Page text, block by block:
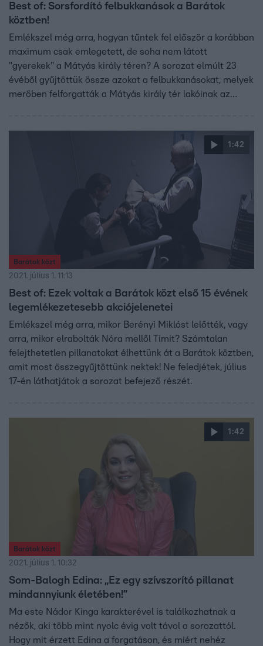
Best of: Sorsfordító felbukkanások a Barátok
köztben!
Emlékszel még arra, hogyan tűntek fel először a korábban
maximum csak emlegetett, de soha nem látott
"gyerekek" a Mátyás király téren? A sorozat elmúlt 23
évéből gyűjtöttük össze azokat a felbukkanásokat, melyek
merőben felforgatták a Mátyás király tér lakóinak az
1:42
Barátok közt
2021. július 1. 11:13
Best of: Ezek voltak a Barátok közt első 15 évének
legemlékezetesebb akciójelenetei
Emlékszel még arra, mikor Berényi Miklóst lelőtték, vagy
arra, mikor elrabolták Nóra mellől Timit? Számtalan
felejthetetlen pillanatokat élhettünk át a Barátok köztben,
amit most összegyűjtöttünk nektek! Ne feledjétek, július
17-én láthatjátok a sorozat befejező részét.
1:42
Barátok közt
2021. július 1. 10:32
Som-Balogh Edina: „Ez egy szívszorító pillanat
mindannyiunk életében!”
Ma este Nádor Kinga karakterével is találkozhatnak a
nézők, aki több mint nyolc évig volt távol a sorozattól.
Hogy mit érzett Edina a forgatáson, és miért nehéz